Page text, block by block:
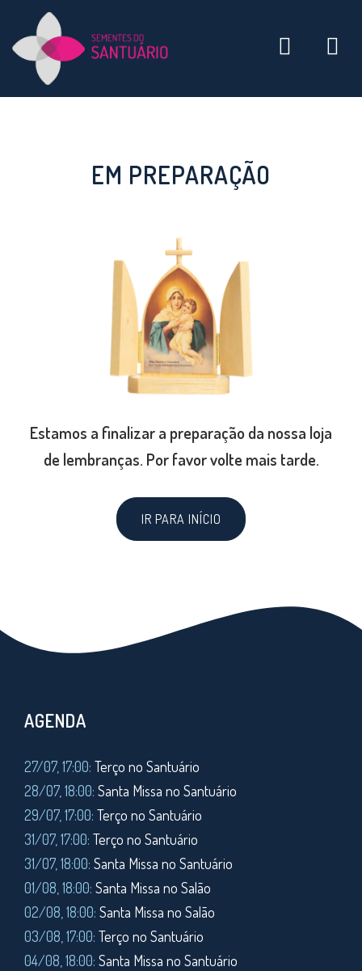
EM PREPARAÇÃO
Estamos a finalizar a preparação da nossa loja
de lembranças. Por favor volte mais tarde.
IR PARA INÍCIO
AGENDA
27/07, 17:00: Terço no Santuário
28/07, 18:00: Santa Missa no Santuário
29/07, 17:00: Terço no Santuário
31/07, 17:00: Terço no Santuário
31/07, 18:00: Santa Missa no Santuário
01/08, 18:00: Santa Missa no Salão
02/08, 18:00: Santa Missa no Salão
03/08, 17:00: Terço no Santuário
04/08, 18:00: Santa Missa no Santuário